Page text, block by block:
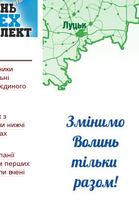
з
нижчі
перших
вчені